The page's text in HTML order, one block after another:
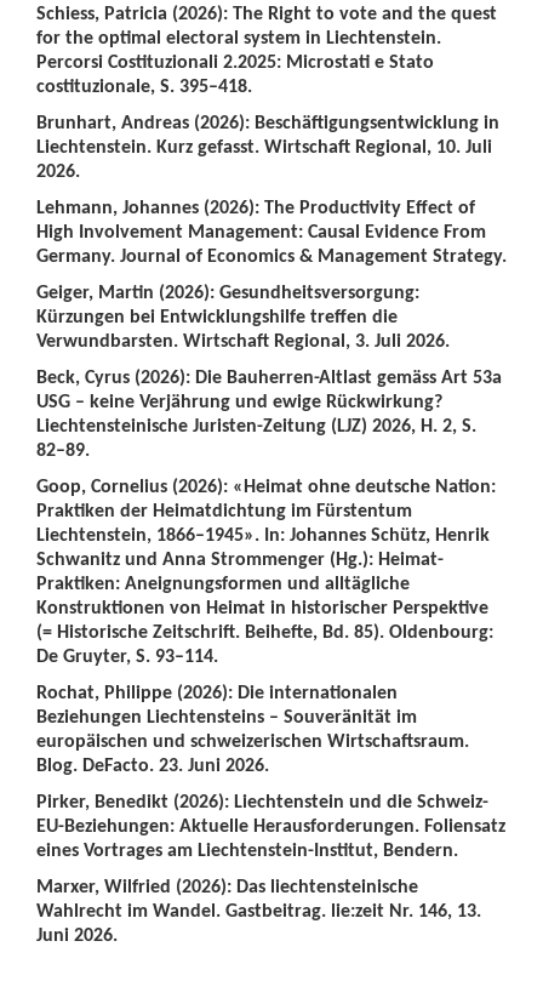
Schiess, Patricia (2026): The Right to vote and the quest
for the optimal electoral system in Liechtenstein.
Percorsi Costituzionali 2.2025: Microstati e Stato
costituzionale, S. 395–418.
Brunhart, Andreas (2026): Beschäftigungsentwicklung in
Liechtenstein. Kurz gefasst. Wirtschaft Regional, 10. Juli
2026.
Lehmann, Johannes (2026): The Productivity Effect of
High Involvement Management: Causal Evidence From
Germany. Journal of Economics & Management Strategy.
Geiger, Martin (2026): Gesundheitsversorgung:
Kürzungen bei Entwicklungshilfe treffen die
Verwundbarsten. Wirtschaft Regional, 3. Juli 2026.
Beck, Cyrus (2026): Die Bauherren-Altlast gemäss Art 53a
USG – keine Verjährung und ewige Rückwirkung?
Liechtensteinische Juristen-Zeitung (LJZ) 2026, H. 2, S.
82–89.
Goop, Cornelius (2026): «Heimat ohne deutsche Nation:
Praktiken der Heimatdichtung im Fürstentum
Liechtenstein, 1866–1945». In: Johannes Schütz, Henrik
Schwanitz und Anna Strommenger (Hg.): Heimat-
Praktiken: Aneignungsformen und alltägliche
Konstruktionen von Heimat in historischer Perspektive
(= Historische Zeitschrift. Beihefte, Bd. 85). Oldenbourg:
De Gruyter, S. 93–114.
Rochat, Philippe (2026): Die internationalen
Beziehungen Liechtensteins – Souveränität im
europäischen und schweizerischen Wirtschaftsraum.
Blog. DeFacto. 23. Juni 2026.
Pirker, Benedikt (2026): Liechtenstein und die Schweiz-
EU-Beziehungen: Aktuelle Herausforderungen. Foliensatz
eines Vortrages am Liechtenstein-Institut, Bendern.
Marxer, Wilfried (2026): Das liechtensteinische
Wahlrecht im Wandel. Gastbeitrag. lie:zeit Nr. 146, 13.
Juni 2026.